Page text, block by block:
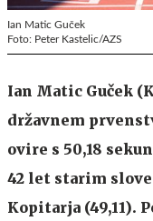
Ian Matic Guček
Foto: Peter Kastelic/AZS
Ian Matic Guček
državnem
ovire s 50,18
42 let starim
Kopitarja (49,11).